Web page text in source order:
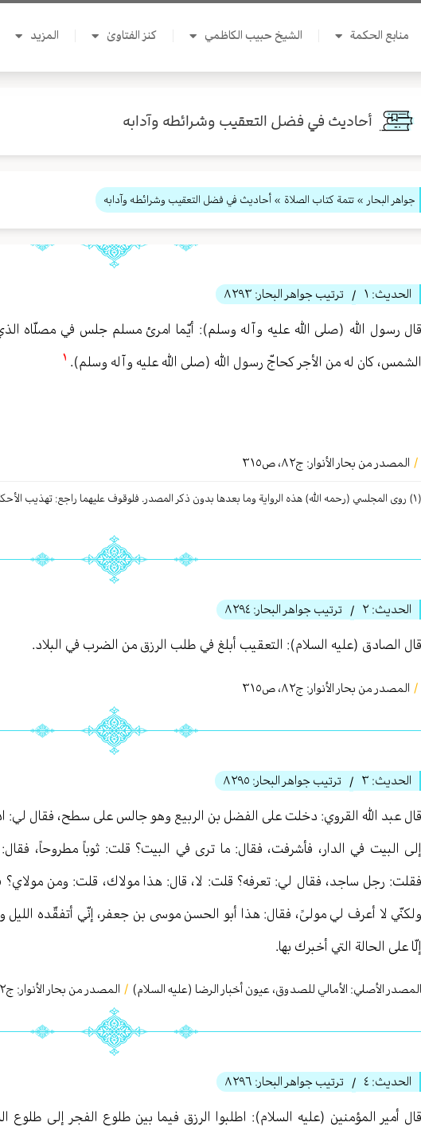
منابع الحكمة الشيخ حبيب الكاظمي كنز الفتاوىٰ المزيد
أحاديث في فضل التعقيب وشرائطه وآدابه
جواهر البحار » تتمة كتاب الصلاة » أحاديث في فضل التعقيب وشرائطه وآدابه
الحديث: ١ / ترتيب جواهر البحار: ٨٢٩٣
رسول الله (صلى الله عليه وآله وسلم): أيّما امرئ مسلم جلس في مصلّاه
كان له من الأجر كحاجّ رسول الله (صلى الله عليه وآله وسلم).
/ المصدر من بحار الأنوار: ج٨٢، ص٣١٥
فلوقوف علیهما راجع: تهذيب الأحكام، ج٢، ص١٣٨؛ ص١٠٤
الحديث: ٢ / ترتيب جواهر البحار: ٨٢٩٤
الصادق (عليه السلام): التعقيب أبلغ في طلب الرزق من الضرب في البلاد.
/ المصدر من بحار الأنوار: ج٨٢، ص٣١٥
الحديث: ٣ / ترتيب جواهر البحار: ٨٢٩٥
عبد الله القروي: دخلت على الفضل بن الربيع وهو جالس على سطح، فقال لي:
البيت في الدار، فأشرفت، فقال: ما ترى في البيت؟ قلت: ثوباً مطروحاً،
رجل ساجد، فقال لي: تعرفه؟ قلت: لا، قال: هذا مولاك، قلت: ومن مولاي؟
لا أعرف لي مولىً، فقال: هذا أبو الحسن موسى بن جعفر، إنّي أتفقّده الليل
على الحالة التي أخبرك بها.
الأصلي: الأمالي للصدوق، عيون أخبار الرضا (عليه السلام) / المصدر من بحار الأنوار: ج
الحديث: ٤ / ترتيب جواهر البحار: ٨٢٩٦
أمير المؤمنين (عليه السلام): اطلبوا الرزق فيما بين طلوع الفجر إلى